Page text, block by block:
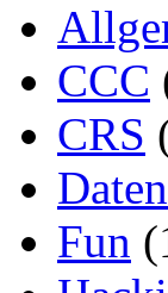
CCC
CRS
Fun